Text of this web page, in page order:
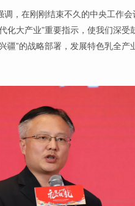
在刚刚结束不久的中央工作会
化大产业”重要指示，使我们深
疆”的战略部署，发展特色乳全产